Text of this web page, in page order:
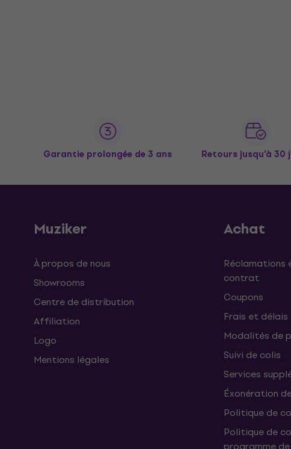
Garantie prolongée de 3 ans Retours jusqu’à 30
Muziker
À propos de nous
Showrooms
Centre de distribution
Affiliation
Logo
Mentions légales
Achat
contrat
Coupons
Frais et
Modalités de
Suivi de colis
Services
Éxonération
Politique de
Politique de